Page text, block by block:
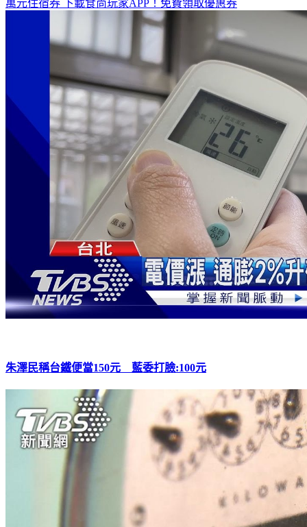
全台熱門活動、人氣攻略一次看！高雄美食優惠開搶！再抽
下載食尚玩家APP！免費領取優惠券